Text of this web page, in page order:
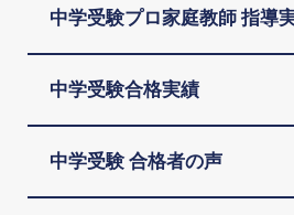
中学受験プロ家庭教師 指導
中学受験合格実績
中学受験 合格者の声